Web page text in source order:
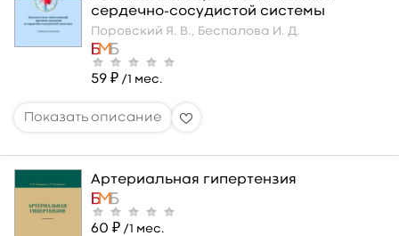
сердечно-сосудистой системы
Поровский Я. В., Беспалова И. Д.
59 ₽ /1 мес.
Артериальная гипертензия
60 ₽ /1 мес.